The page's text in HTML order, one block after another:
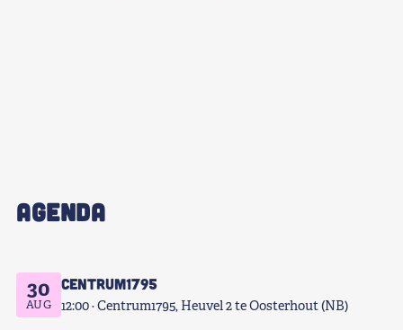
AGENDA
30
AUG
Centrum1795
12:00 Centrum1795, Heuvel 2 te Oosterhout (NB)